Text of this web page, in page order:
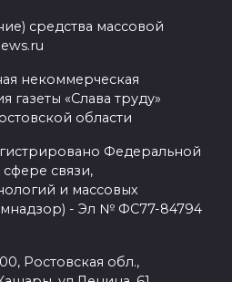
средства массовой
некоммерческая
газеты «Слава труду»
области
Федеральной
связи,
и массовых
- Эл № ФС77-84794
Ростовская обл.,